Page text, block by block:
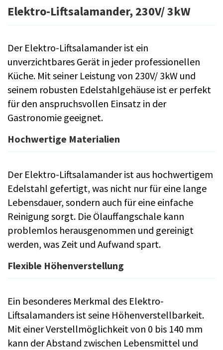
Elektro-Liftsalamander, 230V/ 3kW
Der Elektro-Liftsalamander ist ein
unverzichtbares Gerät in jeder professionellen
Küche. Mit seiner Leistung von 230V/ 3kW und
seinem robusten Edelstahlgehäuse ist er perfekt
für den anspruchsvollen Einsatz in der
Gastronomie geeignet.
Hochwertige Materialien
Der Elektro-Liftsalamander ist aus hochwertigem
Edelstahl gefertigt, was nicht nur für eine lange
Lebensdauer, sondern auch für eine einfache
Reinigung sorgt. Die Ölauffangschale kann
problemlos herausgenommen und gereinigt
werden, was Zeit und Aufwand spart.
Flexible Höhenverstellung
Ein besonderes Merkmal des Elektro-
Liftsalamanders ist seine Höhenverstellbarkeit.
Mit einer Verstellmöglichkeit von 0 bis 140 mm
kann der Abstand zwischen Lebensmittel und